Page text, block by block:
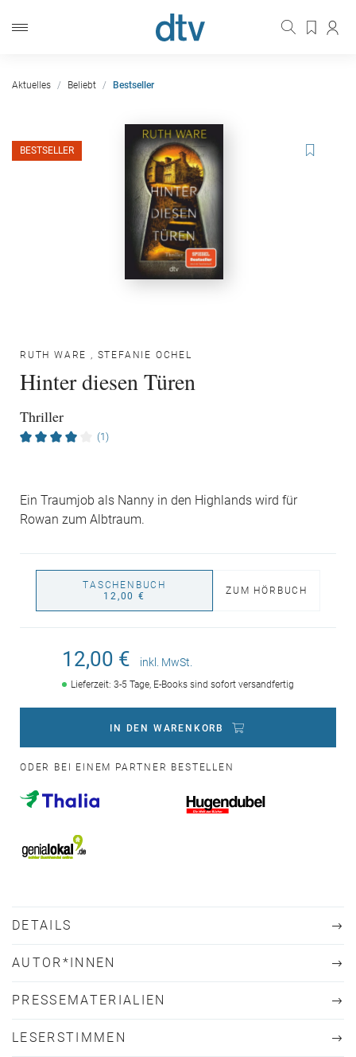
Aktuelles Beliebt Bestseller
BESTSELLER
RUTH WARE , STEFANIE OCHEL
Hinter diesen Türen
Thriller
(1)
Ein Traumjob als Nanny in den Highlands wird für
Rowan zum Albtraum.
TASCHENBUCH
12,00 €
ZUM HÖRBUCH
12,00 € inkl. MwSt.
Lieferzeit: 3-5 Tage, E-Books sind sofort versandfertig
IN DEN WARENKORB
ODER BEI EINEM PARTNER BESTELLEN
DETAILS
AUTOR*INNEN
PRESSEMATERIALIEN
LESERSTIMMEN